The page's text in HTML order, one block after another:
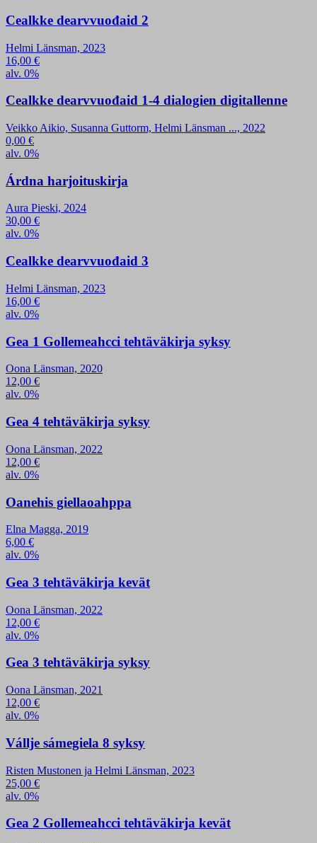
Cealkke dearvvuođaid 2
Helmi Länsman, 2023
16,00 €
alv. 0%
Cealkke dearvvuođaid 1-4 dialogien digitallenne
Veikko Aikio, Susanna Guttorm, Helmi Länsman ..., 2022
0,00 €
alv. 0%
Árdna harjoituskirja
Aura Pieski, 2024
30,00 €
alv. 0%
Cealkke dearvvuođaid 3
Helmi Länsman, 2023
16,00 €
alv. 0%
Gea 1 Gollemeahcci tehtäväkirja syksy
Oona Länsman, 2020
12,00 €
alv. 0%
Gea 4 tehtäväkirja syksy
Oona Länsman, 2022
12,00 €
alv. 0%
Oanehis giellaoahppa
Elna Magga, 2019
6,00 €
alv. 0%
Gea 3 tehtäväkirja kevät
Oona Länsman, 2022
12,00 €
alv. 0%
Gea 3 tehtäväkirja syksy
Oona Länsman, 2021
12,00 €
alv. 0%
Vállje sámegiela 8 syksy
Risten Mustonen ja Helmi Länsman, 2023
25,00 €
alv. 0%
Gea 2 Gollemeahcci tehtäväkirja kevät